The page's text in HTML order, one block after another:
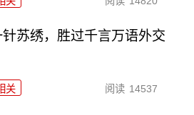
针苏绣，胜过千言万语外交
关 阅读 14537